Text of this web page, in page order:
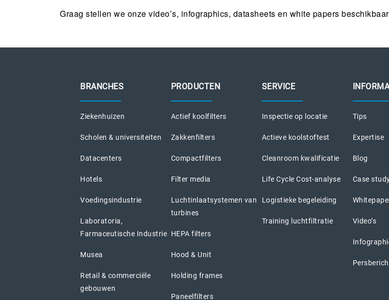
Graag stellen we onze video’s, infographics, datasheets en white papers
BRANCHES
Ziekenhuizen
Scholen & universiteiten
Datacenters
Hotels
Voedingsindustrie
Laboratoria,
Farmaceutische Industrie
Musea
Retail & commerciële
gebouwen
PRODUCTEN
Actief koolfilters
Zakkenfilters
Compactfilters
Filter media
Luchtinlaatsystemen van
turbines
HEPA filters
Hood & Unit
Holding frames
Paneelfilters
SERVICE
Inspectie op locatie
Actieve koolstoftest
Cleanroom kwalificatie
Life Cycle Cost-analyse
Logistieke begeleiding
Training luchtfiltratie
Tips
Expertise
Blog
Case
Video’s